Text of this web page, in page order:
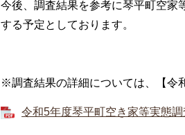
今後、調査結果を参考に琴平町空家
する予定としております。
※調査結果の詳細については、【令
令和5年度琴平町空き家等実態